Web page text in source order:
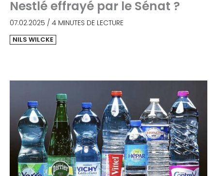
Nestlé effrayé par le Sénat ?
07.02.2025 / 4 MINUTES DE LECTURE
NILS WILCKE